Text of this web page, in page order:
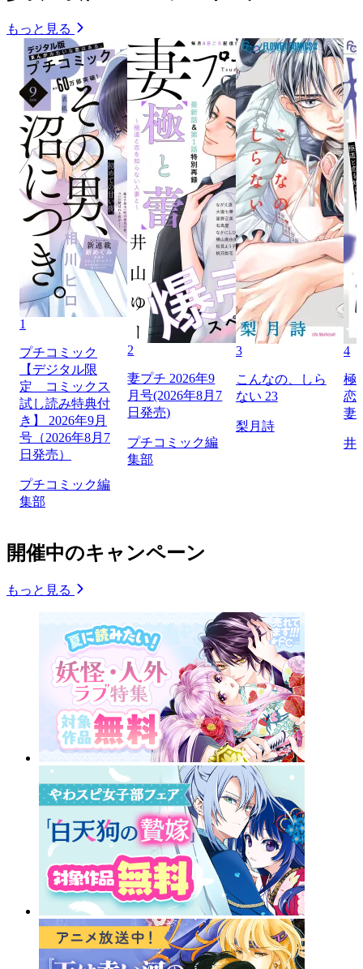
もっと見る
1
プチコミック
【デジタル限
定 コミックス
試し読み特典付
き】 2026年9月
号（2026年8月7
日発売）
プチコミック編
集部
2
妻プチ 2026年9
月号(2026年8月7
日発売)
プチコミック編
集部
3
こんなの、しら
ない 23
梨月詩
4
極
恋
妻
井
開催中のキャンペーン
もっと見る